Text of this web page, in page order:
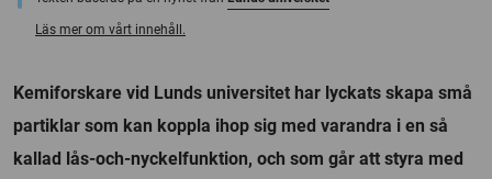
Läs mer om vårt innehåll.
Kemiforskare vid Lunds universitet har lyckats skapa små
partiklar som kan koppla ihop sig med varandra i en så
kallad lås-och-nyckelfunktion, och som går att styra med